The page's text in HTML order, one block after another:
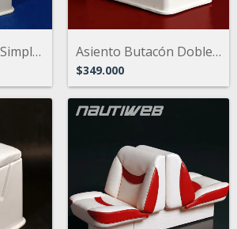
Asiento Butacón Simple con respaldo tapi... Asiento Butacón Doble. Ideal para trakke...
$349.000